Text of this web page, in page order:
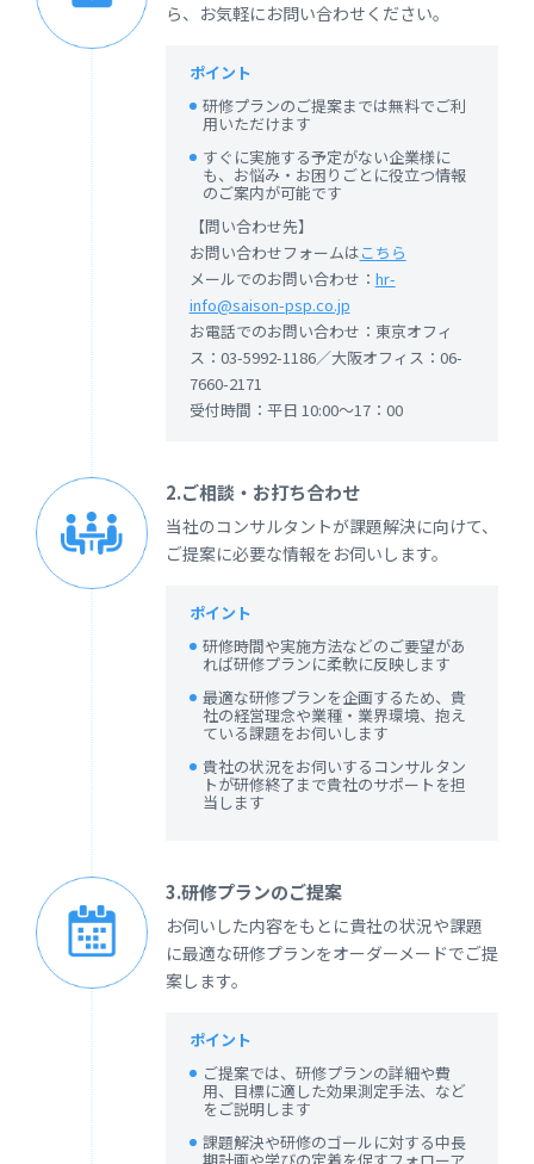
ら、お気軽にお問い合わせください。
ポイント
研修プランのご提案までは無料でご利
用いただけます
すぐに実施する予定がない企業様に
も、お悩み・お困りごとに役立つ情報
のご案内が可能です
【問い合わせ先】
お問い合わせフォームはこちら
メールでのお問い合わせ： hr-
info@saison-psp.co.jp
お電話でのお問い合わせ：東京オフィ
ス：03-5992-1186／大阪オフィス：06-
7660-2171
受付時間：平日 10:00～17：00
2.ご相談・お打ち合わせ
当社のコンサルタントが課題解決に向けて、
ご提案に必要な情報をお伺いします。
ポイント
研修時間や実施方法などのご要望があ
れば研修プランに柔軟に反映します
最適な研修プランを企画するため、貴
社の経営理念や業種・業界環境、抱え
ている課題をお伺いします
貴社の状況をお伺いするコンサルタン
トが研修終了まで貴社のサポートを担
当します
3.研修プランのご提案
お伺いした内容をもとに貴社の状況や課題
に最適な研修プランをオーダーメードでご提
案します。
ポイント
ご提案では、研修プランの詳細や費
用、目標に適した効果測定手法、など
をご説明します
課題解決や研修のゴールに対する中長